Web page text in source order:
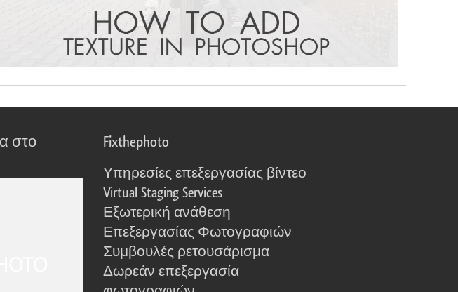
στο
Fixthephoto
Υπηρεσίες επεξεργασίας βίντεο
Virtual Staging Services
Εξωτερική ανάθεση
Επεξεργασίας Φωτογραφιών
Συμβουλές ρετουσάρισμα
Δωρεάν επεξεργασία